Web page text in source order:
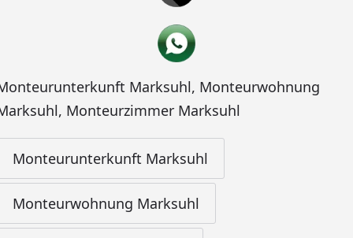
Marksuhl, Monteurwohnung
, Monteurzimmer Marksuhl
Monteurunterkunft Marksuhl
Monteurwohnung Marksuhl